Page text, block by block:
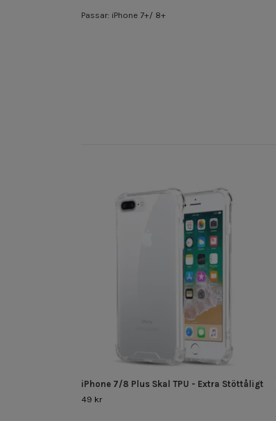
Passar: iPhone 7+/ 8+
iPhone 7/8 Plus Skal TPU - Extra Stöttåligt
49 kr